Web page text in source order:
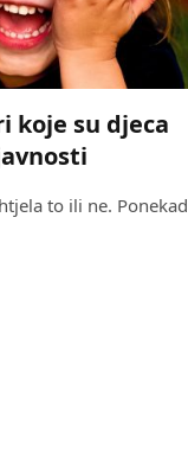
koje su djeca
to ili ne. Ponekad